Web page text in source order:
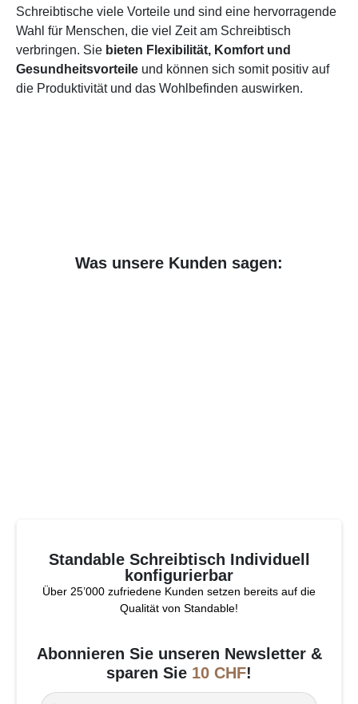
Schreibtische viele Vorteile und sind eine hervorragende
Wahl für Menschen, die viel Zeit am Schreibtisch
verbringen. Sie bieten Flexibilität, Komfort und
Gesundheitsvorteile und können sich somit positiv auf
die Produktivität und das Wohlbefinden auswirken.
Was unsere Kunden sagen:
Standable Schreibtisch Individuell
konfigurierbar
Über 25’000 zufriedene Kunden setzen bereits auf die
Qualität von Standable!
Abonnieren Sie unseren Newsletter &
sparen Sie 10 CHF!